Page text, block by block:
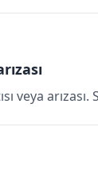
veya arızası.